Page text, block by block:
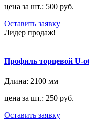
цена за шт.: 500 руб.
Оставить заявку
Лидер продаж!
Профиль торцевой U-
Длина: 2100 мм
цена за шт.: 250 руб.
Оставить заявку